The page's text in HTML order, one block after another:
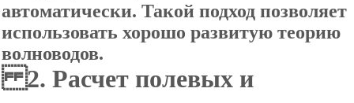
автоматически. Такой подход позволяет
использовать хорошо развитую теорию
волноводов.
2. Расчет полевых и